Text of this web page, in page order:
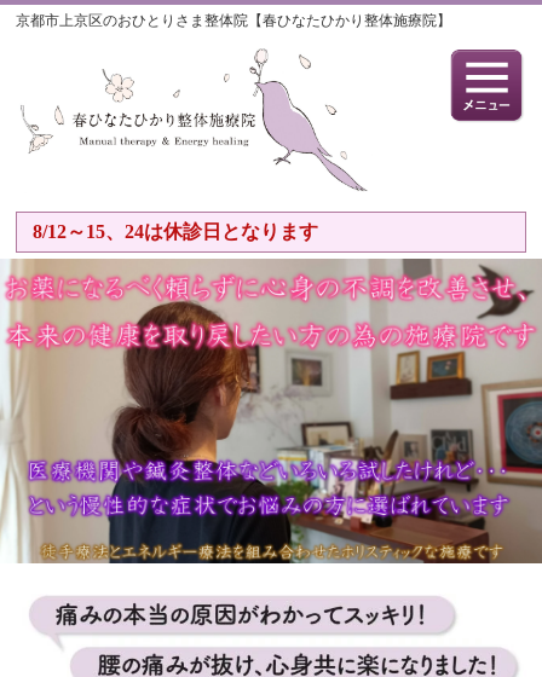
京都市上京区のおひとりさま整体院【春ひなたひかり整体施療院】
8/12～15、24は休診日となります